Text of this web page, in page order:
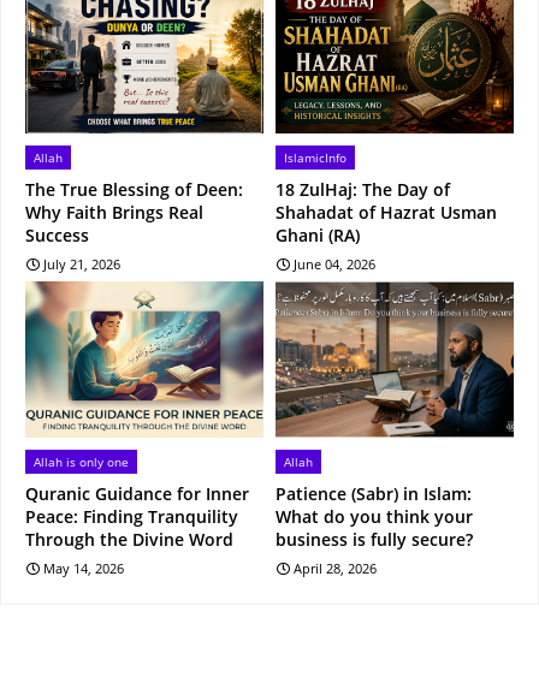
Allah
The True Blessing of Deen:
Why Faith Brings Real
Success
July 21, 2026
IslamicInfo
18 ZulHaj: The Day of
Shahadat of Hazrat Usman
Ghani (RA)
June 04, 2026
Allah is only one
Quranic Guidance for Inner
Peace: Finding Tranquility
Through the Divine Word
May 14, 2026
Allah
Patience (Sabr) in Islam:
What do you think your
business is fully secure?
April 28, 2026